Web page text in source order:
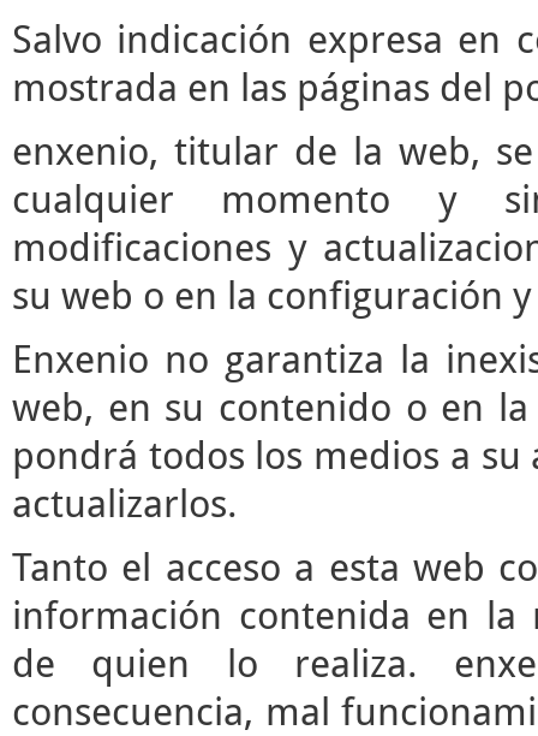
Salvo indicación expresa en
mostrada en las páginas del
enxenio, titular de la web,
cualquier momento y
modificaciones y
su web o en la configuración
Enxenio no garantiza la
web, en su contenido o en
pondrá todos los medios a
actualizarlos.
Tanto el acceso a esta web
información contenida en la
de quien lo realiza.
consecuencia, mal